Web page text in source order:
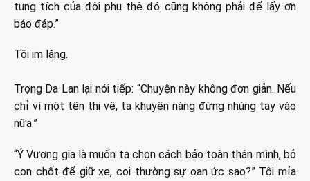
tung tích của đôi phu thê đó cũng không phải để lấy ơn
báo đáp.”
Tôi im lặng.
Trọng Dạ Lan lại nói tiếp: “Chuyện này không đơn giản. Nếu
chỉ vì một tên thị vệ, ta khuyên nàng đừng nhúng tay vào
nữa.”
“Ý Vương gia là muốn ta chọn cách bảo toàn thân mình, bỏ
con chốt để giữ xe, coi thường sự oan ức sao?” Tôi mỉa